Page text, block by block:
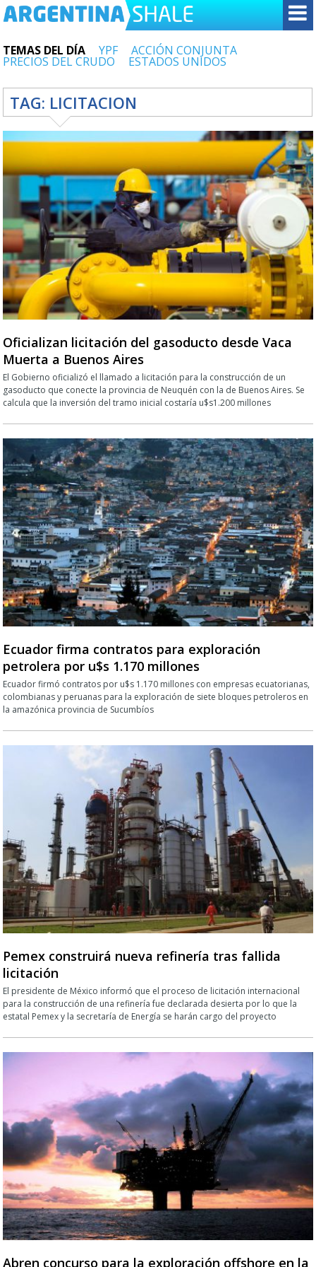
TEMAS DEL DÍA YPF ACCIÓN CONJUNTA
PRECIOS DEL CRUDO ESTADOS UNIDOS
TAG: LICITACION
Oficializan licitación del gasoducto desde Vaca
Muerta a Buenos Aires
El Gobierno oficializó el llamado a licitación para la construcción de un
gasoducto que conecte la provincia de Neuquén con la de Buenos Aires. Se
calcula que la inversión del tramo inicial costaría u$s1.200 millones
Ecuador firma contratos para exploración
petrolera por u$s 1.170 millones
Ecuador firmó contratos por u$s 1.170 millones con empresas ecuatorianas,
colombianas y peruanas para la exploración de siete bloques petroleros en
la amazónica provincia de Sucumbíos
Pemex construirá nueva refinería tras fallida
licitación
El presidente de México informó que el proceso de licitación internacional
para la construcción de una refinería fue declarada desierta por lo que la
estatal Pemex y la secretaría de Energía se harán cargo del proyecto
Abren concurso para la exploración offshore en la